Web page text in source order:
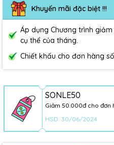
Khuyến mãi đặc biệt !!!
Áp dụng Chương trình
cụ thể của tháng.
Chiết khấu cho đơn hàng
SONLE50
Giảm 50.000đ cho đơn
HSD: 30/06/2024